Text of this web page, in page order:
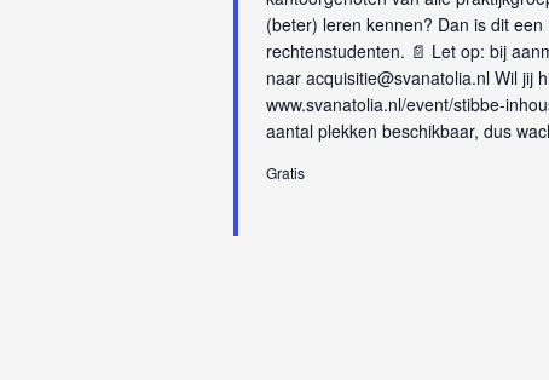
(beter) leren kennen? Dan is dit
rechtenstudenten. 📄 Let op: bij
naar acquisitie@svanatolia.nl Wil jij
www.svanatolia.nl/event/stibbe-
aantal plekken beschikbaar, dus
Gratis